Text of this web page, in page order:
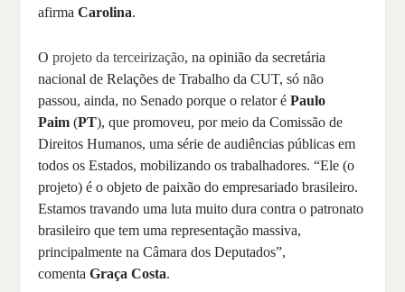
afirmaCarolina.
Oprojeto da terceirização, na opinião da secretária
nacional de Relações de Trabalho da CUT, só não
passou, ainda, no Senado porque o relator éPaulo
Paim (PT), que promoveu, por meio da Comissão de
Direitos Humanos, uma série de audiências públicas em
todos os Estados, mobilizando os trabalhadores. “Ele (o
projeto) é o objeto de paixão do empresariado brasileiro.
Estamos travando uma luta muito dura contra o patronato
brasileiro que tem uma representação massiva,
principalmente na Câmara dos Deputados”,
comentaGraça Costa.